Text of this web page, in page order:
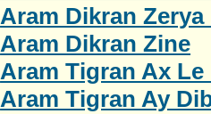
Aram Dikran Zerya
Aram Dikran Zine
Aram Tigran Ax Le
Aram Tigran Ay